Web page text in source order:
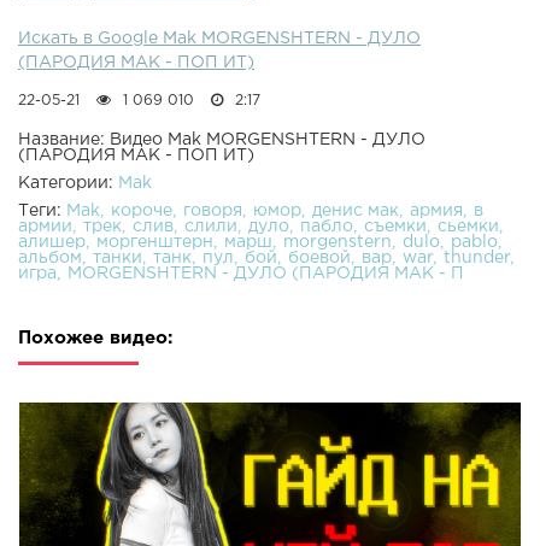
Искать в Google Mak MORGENSHTERN - ДУЛО
(ПАРОДИЯ MAK - ПОП ИТ)
22-05-21 1 069 010 2:17
Название: Видео Mak MORGENSHTERN - ДУЛО
(ПАРОДИЯ MAK - ПОП ИТ)
Категории: Mak
Теги: Mak короче говоря юмор денис мак армия
в
армии
трек слив слили дуло пабло съемки
сьемки
алишер
моргенштерн марш morgenstern dulo
pablo
альбом
танки танк пул бой боевой вар war
thunder
игра
MORGENSHTERN - ДУЛО (ПАРОДИЯ MAK - П
Похожее видео: